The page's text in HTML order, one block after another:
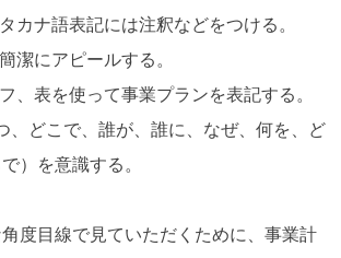
カナ語表記には注釈などをつける。
潔にアピールする。
、表を使って事業プランを表記する。
どこで、誰が、誰に、なぜ、何を、ど
）を意識する。
度目線で見ていただくために、事業計